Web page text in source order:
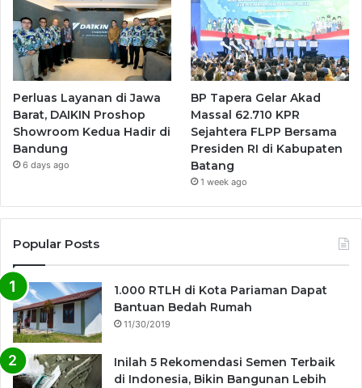
Perluas Layanan di Jawa
Barat, DAIKIN Proshop
Showroom Kedua Hadir di
Bandung
6 days ago
BP Tapera Gelar Akad
Massal 62.710 KPR
Sejahtera FLPP Bersama
Presiden RI di Kabupaten
Batang
1 week ago
Popular Posts
1.000 RTLH di Kota Pariaman Dapat
Bantuan Bedah Rumah
11/30/2019
Inilah 5 Rekomendasi Semen Terbaik
di Indonesia, Bikin Bangunan Lebih